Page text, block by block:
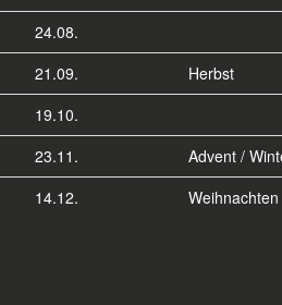
24.08.
21.09.
Herbst
19.10.
23.11.
Advent /
14.12.